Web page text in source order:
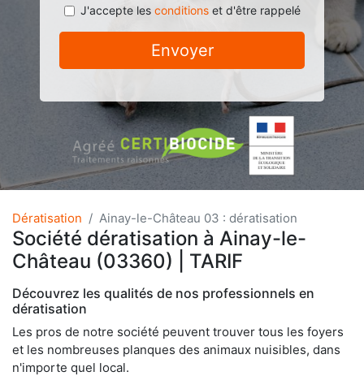
J'accepte les conditionset d'être rappelé
Envoyer
Dératisation Ainay-le-Château 03 : dératisation
Société dératisation à Ainay-le-
Château (03360) | TARIF
Découvrez les qualités de nos professionnels en
dératisation
Les pros de notre société peuvent trouver tous les foyers
et les nombreuses planques des animaux nuisibles, dans
n'importe quel local.